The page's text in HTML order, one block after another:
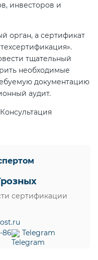
инвесторов и
орган, а сертификат
тщательный
необходимые
документацию
аудит.
сертификации
86
Telegram